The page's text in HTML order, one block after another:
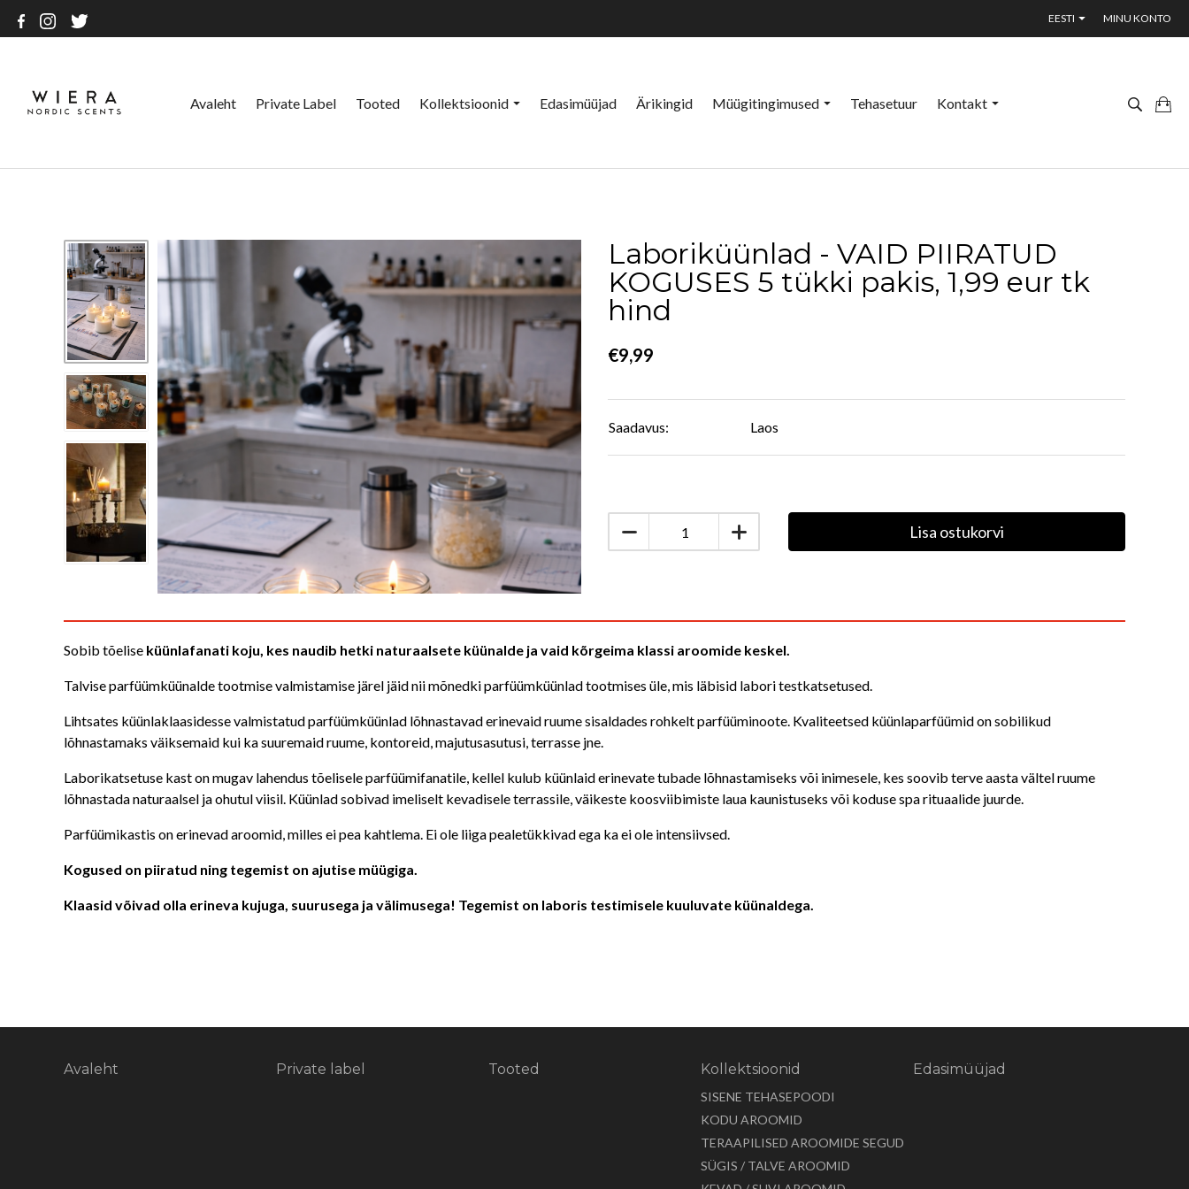
EESTI MINU KONTO
Avaleht Private Label Tooted Kollektsioonid Edasimüüjad Ärikingid Müügitingimused Tehasetuur Kontakt
Laboriküünlad - VAID PIIRATUD
KOGUSES 5 tükki pakis, 1,99 eur tk
hind
€9,99
Saadavus: Laos
Lisa ostukorvi
Sobib tõelise küünlafanati koju, kes naudib hetki naturaalsete küünalde ja vaid kõrgeima klassi aroomide keskel.
Talvise parfüümküünalde tootmise valmistamise järel jäid nii mõnedki parfüümküünlad tootmises üle, mis läbisid labori testkatsetused.
Lihtsates küünlaklaasidesse valmistatud parfüümküünlad lõhnastavad erinevaid ruume sisaldades rohkelt parfüüminoote. Kvaliteetsed küünlaparfüümid on sobilikud
lõhnastamaks väiksemaid kui ka suuremaid ruume, kontoreid, majutusasutusi, terrasse jne.
Laborikatsetuse kast on mugav lahendus tõelisele parfüümifanatile, kellel kulub küünlaid erinevate tubade lõhnastamiseks või inimesele, kes soovib terve aasta vältel ruume
lõhnastada naturaalsel ja ohutul viisil. Küünlad sobivad imeliselt kevadisele terrassile, väikeste koosviibimiste laua kaunistuseks või koduse spa rituaalide juurde.
Parfüümikastis on erinevad aroomid, milles ei pea kahtlema. Ei ole liiga pealetükkivad ega ka ei ole intensiivsed.
Kogused on piiratud ning tegemist on ajutise müügiga.
Klaasid võivad olla erineva kujuga, suurusega ja välimusega! Tegemist on laboris testimisele kuuluvate küünaldega.
Avaleht Private label Tooted Kollektsioonid
SISENE TEHASEPOODI
KODU AROOMID
TERAAPILISED AROOMIDE SEGUD
SÜGIS / TALVE AROOMID
Edasimüüjad